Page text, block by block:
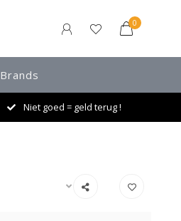
0
Brands
Niet goed = geld terug !